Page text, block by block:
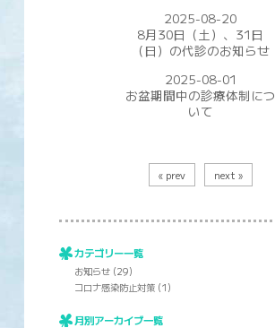
2025-08-20
8月30日（土）、31日
（日）の代診のお知らせ
2025-08-01
お盆期間中の診療体制につ
いて
« prev next »
カテゴリー一覧
お知らせ (29)
コロナ感染防止対策 (1)
月別アーカイブ一覧